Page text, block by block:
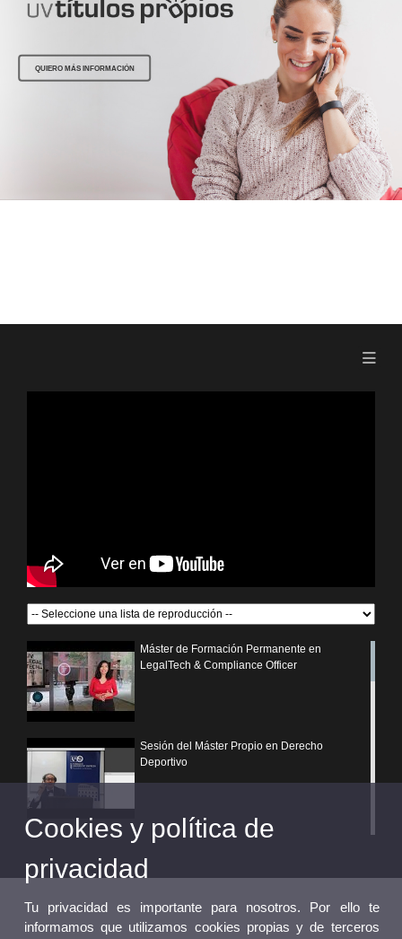
QUIERO MÁS INFORMACIÓN
Máster de Formación Permanente en
LegalTech & Compliance Officer
Sesión del Máster Propio en Derecho
Deportivo
¿Por qué elegir un postgrado propio de la
Universitat de València?
Cookies y política de
privacidad
Tu privacidad es importante para nosotros. Por ello te
informamos que utilizamos cookies propias y de terceros